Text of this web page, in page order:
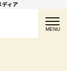
ディア
MENU